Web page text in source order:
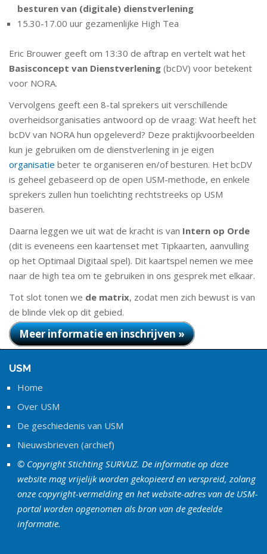
besturen van (digitale) dienstverlening
15.30-17.00 uur gezamenlijke High Tea
Eric Brouwer geeft om 13:30 de aftrap en vertelt wat het
Basisconcept van Dienstverlening (bcDV) voor betekent
voor NORA.
Vervolgens geeft een 8-tal sprekers uit verschillende
overheidsorganisaties antwoord op de vraag: Wat heeft het
bcDV van NORA hun opgeleverd? Deze praktijkvoorbeelden
kun je gebruiken om de dienstverlening in je eigen
organisatie beter te organiseren en/of besturen. Het bcDV
is geheel gebaseerd op de open USM-methode, en enkele
sprekers zullen hun toelichting rechtstreeks op USM
baseren.
Daarna leggen we uit wat de kracht is van Intern op Orde
(dit is eveneens een kaartenset met Tipkaarten, aanvulling
op het Optimaal Digitaal spel). Dit kaartspel nemen we mee
naar de high tea om te gebruiken in ons gesprek met elkaar.
Tot slot tonen we de matrix, zodat men zich bewust is van
de blinde vlek op dit gebied.
Meer informatie en inschrijven »
USM
Home
Over USM
De geschiedenis van USM
Nieuwsbrieven (archief)
© Copyright Stichting SURVUZ. De informatie op deze
website mag vrijelijk worden gekopieerd en verspreid, zolang
onze copyright-vermelding en het website-adres van de USM-
portal worden opgenomen als bron van de gedeelde
informatie.